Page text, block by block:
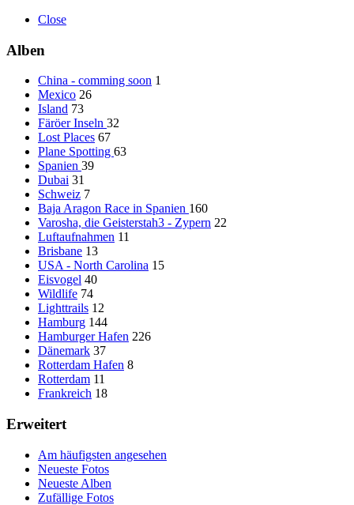
Close
Alben
China - comming soon 1
Mexico 26
Island 73
Färöer Inseln 32
Lost Places 67
Plane Spotting 63
Spanien 39
Dubai 31
Schweiz 7
Baja Aragon Race in Spanien 160
Varosha, die Geisterstah3 - Zypern 22
Luftaufnahmen 11
Brisbane 13
USA - North Carolina 15
Eisvogel 40
Wildlife 74
Lighttrails 12
Hamburg 144
Hamburger Hafen 226
Dänemark 37
Rotterdam Hafen 8
Rotterdam 11
Frankreich 18
Erweitert
Am häufigsten angesehen
Neueste Fotos
Neueste Alben
Zufällige Fotos